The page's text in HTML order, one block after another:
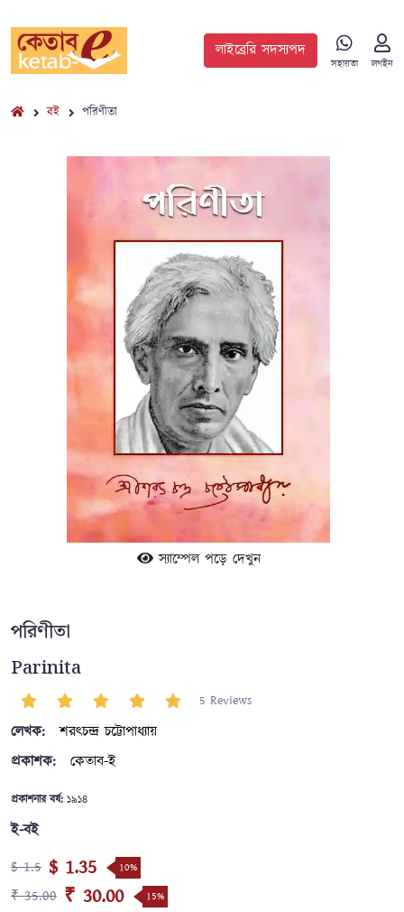
লাইব্রেরি সদস্যপদ
সহায়তা লগইন
বই পরিণীতা
স্যাম্পেল পড়ে দেখুন
পরিণীতা
Parinita
5 Reviews
লেখক:
শরৎচন্দ্র চট্টোপাধ্যায়
প্রকাশক:
কেতাব-ই
প্রকাশনার বর্ষ: ১৯১৪
ই-বই
$ 1.5 $ 1.35 10%
₹ 35.00 ₹ 30.00 15%